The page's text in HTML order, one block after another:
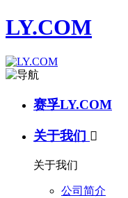
LY.COM
赛孚LY.COM
关于我们 
关于我们
公司简介